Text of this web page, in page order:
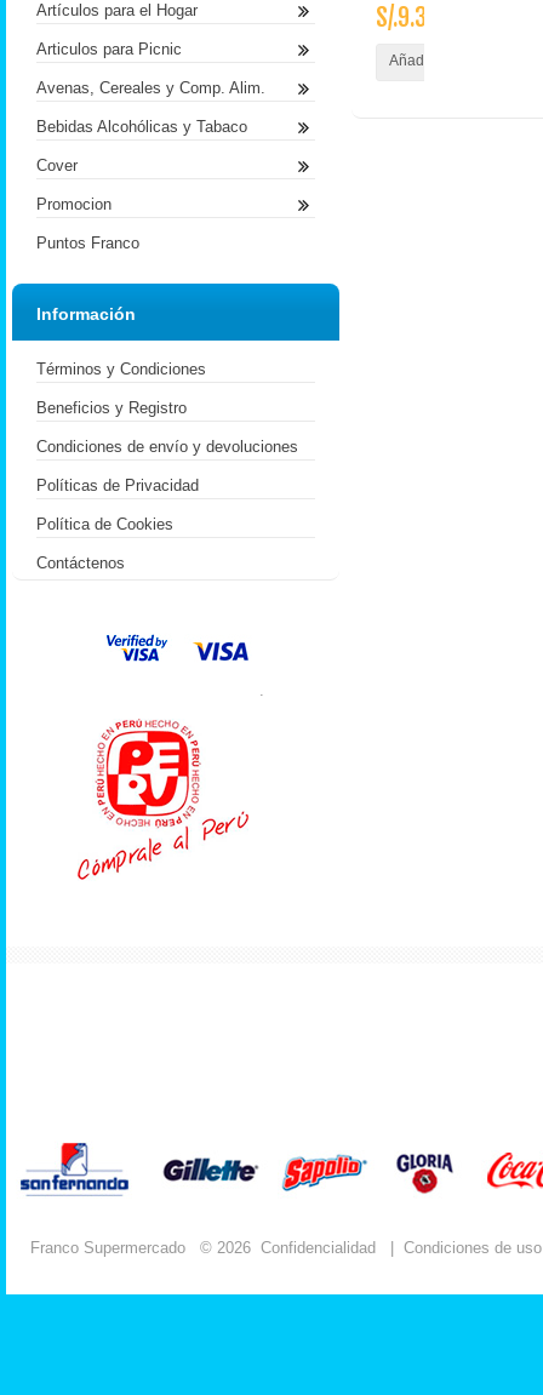
S/.9.30
Añadir al Carrito
Artículos para el Hogar
Articulos para Picnic
Avenas, Cereales y Comp. Alim.
Bebidas Alcohólicas y Tabaco
Cover
Promocion
Puntos Franco
Información
Términos y Condiciones
Beneficios y Registro
Condiciones de envío y devoluciones
Políticas de Privacidad
Política de Cookies
Contáctenos
.
Franco Supermercado © 2026 Confidencialidad Condiciones de uso